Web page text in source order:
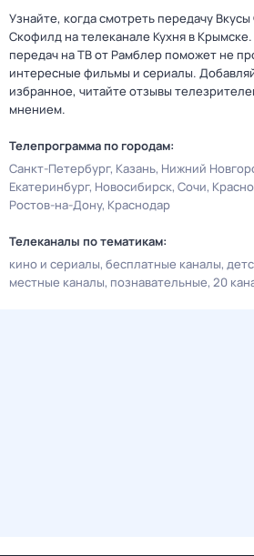
Узнайте, когда смотреть передачу
Скофилд на телеканале Кухня в
передач на ТВ от Рамблер поможет не
интересные фильмы и сериалы.
избранное, читайте отзывы
мнением.
Телепрограмма по городам:
Санкт-Петербург Казань Нижний
Екатеринбург Новосибирск Сочи
Ростов-на-Дону Краснодар
Телеканалы по тематикам:
кино и сериалы бесплатные каналы
местные каналы познавательные 20